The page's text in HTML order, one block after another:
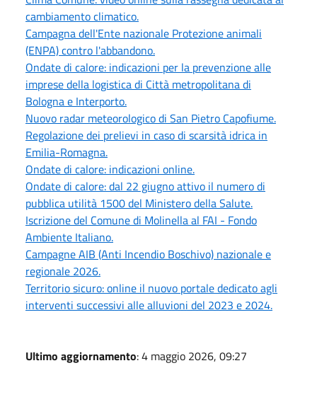
cambiamento climatico.
Campagna dell'Ente nazionale Protezione animali
(ENPA) contro l'abbandono.
Ondate di calore: indicazioni per la prevenzione alle
imprese della logistica di Città metropolitana di
Bologna e Interporto.
Nuovo radar meteorologico di San Pietro Capofiume.
Regolazione dei prelievi in caso di scarsità idrica in
Emilia-Romagna.
Ondate di calore: indicazioni online.
Ondate di calore: dal 22 giugno attivo il numero di
pubblica utilità 1500 del Ministero della Salute.
Iscrizione del Comune di Molinella al FAI - Fondo
Ambiente Italiano.
Campagne AIB (Anti Incendio Boschivo) nazionale e
regionale 2026.
Territorio sicuro: online il nuovo portale dedicato agli
interventi successivi alle alluvioni del 2023 e 2024.
Ultimo aggiornamento: 4 maggio 2026, 09:27